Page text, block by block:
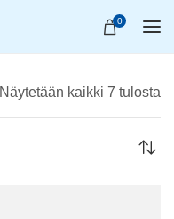
0
Näytetään kaikki 7 tulosta